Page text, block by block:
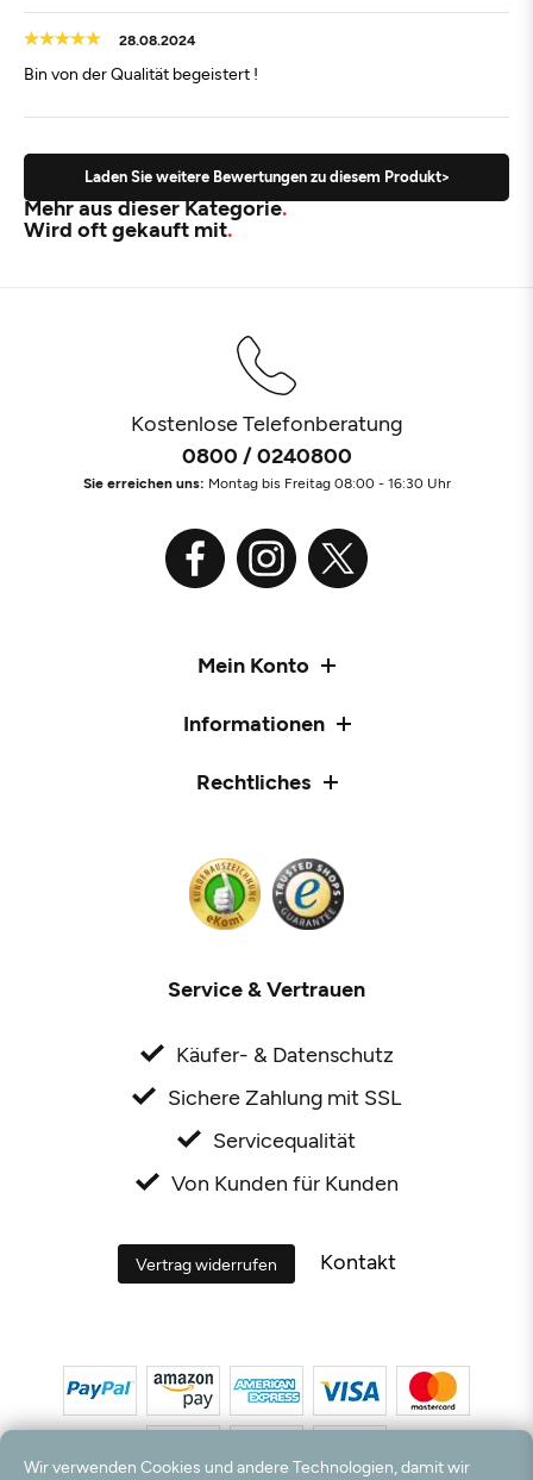
28.08.2024
Bin von der Qualität begeistert !
Laden Sie weitere Bewertungen zu diesem Produkt>
Mehr aus dieser Kategorie
Wird oft gekauft mit
Kostenlose Telefonberatung
0800 / 0240800
Sie erreichen uns: Montag bis Freitag 08:00 - 16:30 Uhr
Mein Konto
Informationen
Rechtliches
Service & Vertrauen
Käufer- & Datenschutz
Sichere Zahlung mit SSL
Servicequalität
Von Kunden für Kunden
Vertrag widerrufen Kontakt
Wir verwenden Cookies und andere Technologien, damit wir